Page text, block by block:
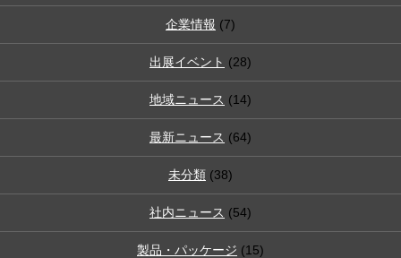
企業情報 (7)
出展イベント (28)
地域ニュース (14)
最新ニュース (64)
未分類 (38)
社内ニュース (54)
製品・パッケージ (15)